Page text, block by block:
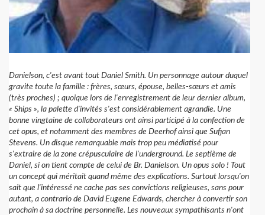
Danielson, c'est avant tout Daniel Smith. Un personnage autour duquel
gravite toute la famille : frères, sœurs, épouse, belles-sœurs et amis
(très proches) ; quoique lors de l'enregistrement de leur dernier album,
« Ships », la palette d'invités s'est considérablement agrandie. Une
bonne vingtaine de collaborateurs ont ainsi participé à la confection de
cet opus, et notamment des membres de Deerhof ainsi que Sufjan
Stevens. Un disque remarquable mais trop peu médiatisé pour
s'extraire de la zone crépusculaire de l'underground. Le septième de
Daniel, si on tient compte de celui de Br. Danielson. Un opus solo ! Tout
un concept qui méritait quand même des explications. Surtout lorsqu'on
sait que l'intéressé ne cache pas ses convictions religieuses, sans pour
autant, a contrario de David Eugene Edwards, chercher à convertir son
prochain à sa doctrine personnelle. Les nouveaux sympathisants n'ont